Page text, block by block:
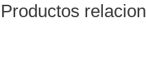
Productos